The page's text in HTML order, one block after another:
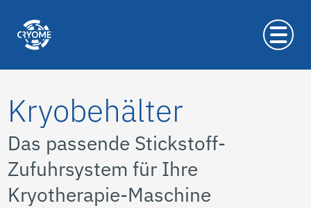
Kryobehälter
Das passende Stickstoff-
Zufuhrsystem für Ihre
Kryotherapie-Maschine